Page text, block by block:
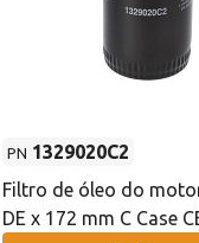
PN 1329020C2
Filtro de óleo do
DE x 172 mm C Case